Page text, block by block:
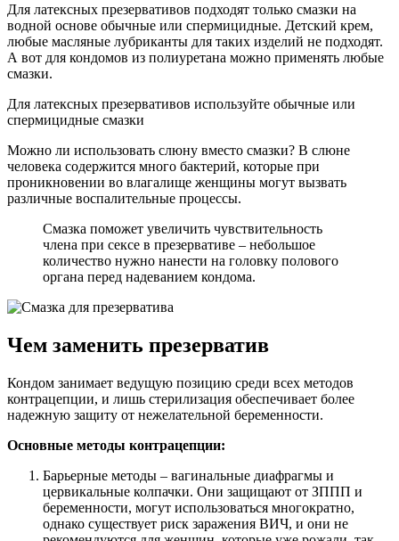
Для латексных презервативов подходят только смазки на
водной основе обычные или спермицидные. Детский крем,
любые масляные лубриканты для таких изделий не подходят.
А вот для кондомов из полиуретана можно применять любые
смазки.
Для латексных презервативов используйте обычные или
спермицидные смазки
Можно ли использовать слюну вместо смазки? В слюне
человека содержится много бактерий, которые при
проникновении во влагалище женщины могут вызвать
различные воспалительные процессы.
Смазка поможет увеличить чувствительность
члена при сексе в презервативе – небольшое
количество нужно нанести на головку полового
органа перед надеванием кондома.
Чем заменить презерватив
Кондом занимает ведущую позицию среди всех методов
контрацепции, и лишь стерилизация обеспечивает более
надежную защиту от нежелательной беременности.
Основные методы контрацепции:
Барьерные методы – вагинальные диафрагмы и
цервикальные колпачки. Они защищают от ЗППП и
беременности, могут использоваться многократно,
однако существует риск заражения ВИЧ, и они не